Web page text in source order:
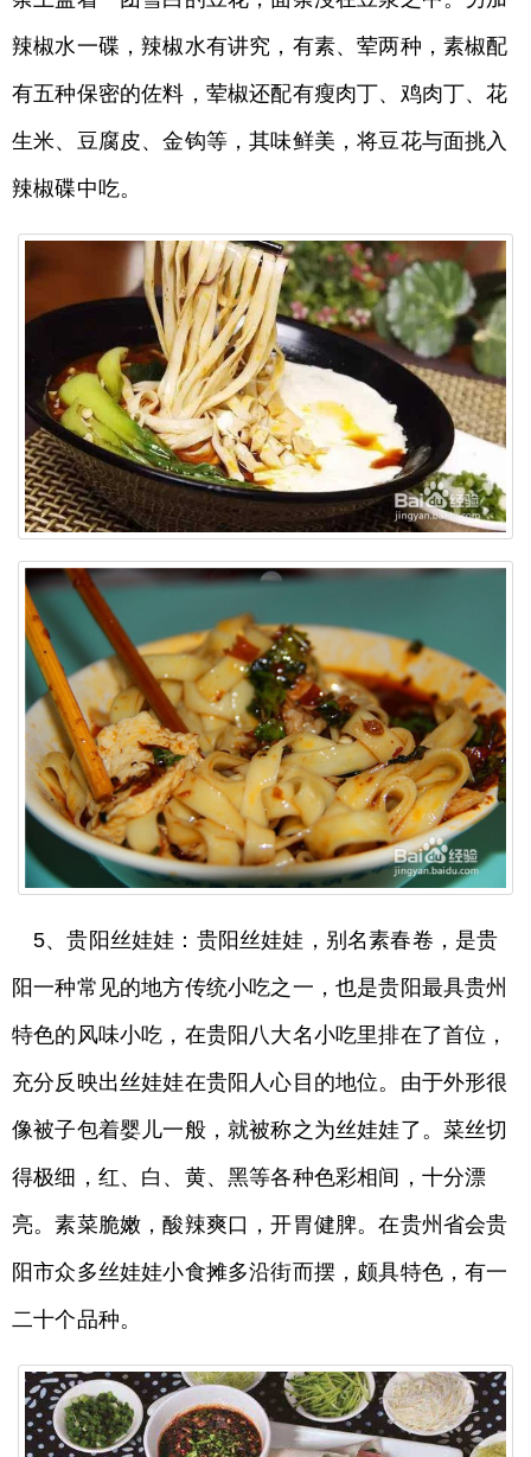
辣椒水一碟，辣椒水有讲究，有素、荤两种，素椒配
有五种保密的佐料，荤椒还配有瘦肉丁、鸡肉丁、花
生米、豆腐皮、金钩等，其味鲜美，将豆花与面挑入
辣椒碟中吃。
5、贵阳丝娃娃：贵阳丝娃娃，别名素春卷，是贵
阳一种常见的地方传统小吃之一，也是贵阳最具贵州
特色的风味小吃，在贵阳八大名小吃里排在了首位，
充分反映出丝娃娃在贵阳人心目的地位。由于外形很
像被子包着婴儿一般，就被称之为丝娃娃了。菜丝切
得极细，红、白、黄、黑等各种色彩相间，十分漂
亮。素菜脆嫩，酸辣爽口，开胃健脾。在贵州省会贵
阳市众多丝娃娃小食摊多沿街而摆，颇具特色，有一
二十个品种。